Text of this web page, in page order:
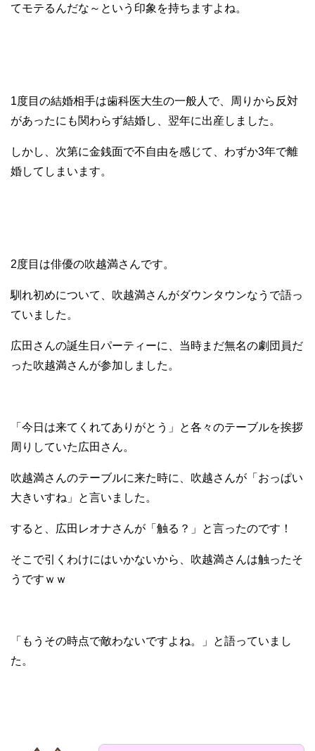
てモテるんだな～という印象を持ちますよね。
1度目の結婚相手は歯科医大生の一般人で、周りから反対
があったにも関わらず結婚し、翌年に出産しました。
しかし、次第に金銭面で不自由を感じて、わずか3年で離
婚してしまいます。
2度目は俳優の吹越満さんです。
馴れ初めについて、吹越満さんがダウンタウンなうで語っ
ていました。
広田さんの誕生日パーティーに、当時まだ無名の劇団員だ
った吹越満さんが参加しました。
「今日は来てくれてありがとう」と各々のテーブルを挨拶
周りしていた広田さん。
吹越満さんのテーブルに来た時に、吹越さんが「おっぱい
大きいすね」と言いました。
すると、広田レオナさんが「触る？」と言ったのです！
そこで引くわけにはいかないから、吹越満さんは触ったそ
うですｗｗ
「もうその時点で敵わないですよね。」と語っていまし
た。